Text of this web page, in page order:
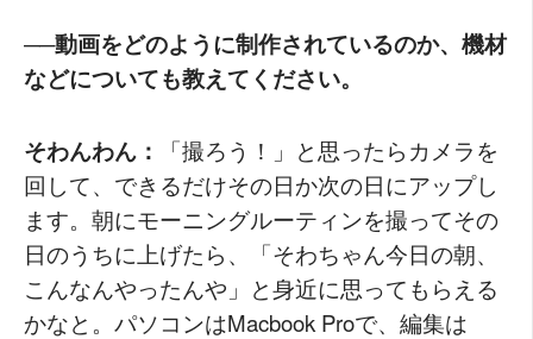
──動画をどのように制作されているのか、機材
などについても教えてください。
そわんわん：
「撮ろう！」と思ったらカメラを
回して、できるだけその日か次の日にアップし
ます。朝にモーニングルーティンを撮ってその
日のうちに上げたら、「そわちゃん今日の朝、
こんなんやったんや」と身近に思ってもらえる
かなと。パソコンはMacbook Proで、編集は